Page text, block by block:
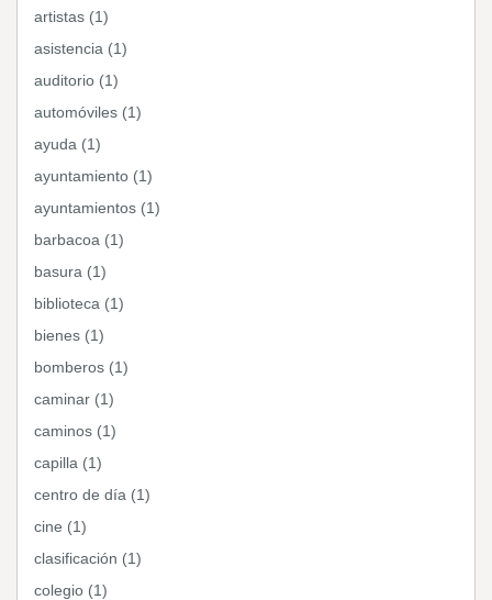
artistas (1)
asistencia (1)
auditorio (1)
automóviles (1)
ayuda (1)
ayuntamiento (1)
ayuntamientos (1)
barbacoa (1)
basura (1)
biblioteca (1)
bienes (1)
bomberos (1)
caminar (1)
caminos (1)
capilla (1)
centro de día (1)
cine (1)
clasificación (1)
colegio (1)